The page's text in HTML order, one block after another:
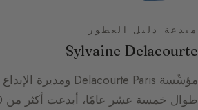
مبدعة دليل العطور
Sylvaine Delacourte